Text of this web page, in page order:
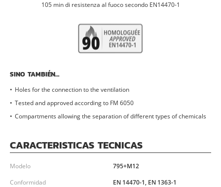
105 min di resistenza al fuoco secondo EN14470-1
SINO TAMBIÉN…
Holes for the connection to the ventilation
Tested and approved according to FM 6050
Compartments allowing the separation of different types of chemicals
CARACTERISTICAS TECNICAS
Modelo
795+M12
Conformidad
EN 14470-1, EN 1363-1